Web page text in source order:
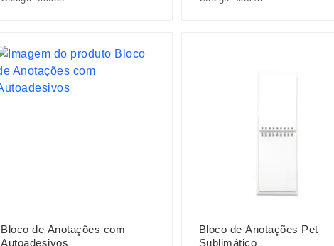
Bloco de Anotações com
Autoadesivos
Bloco de Anotações Pet
Sublimático